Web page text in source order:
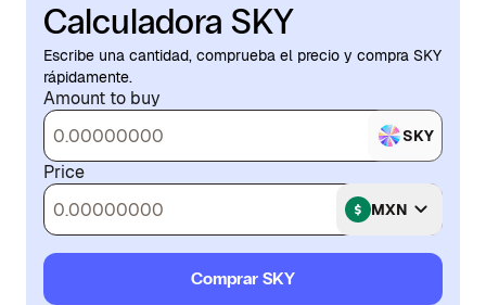
Calculadora SKY
Escribe una cantidad, comprueba el precio y compra SKY
rápidamente.
Amount to buy
SKY
Price
MXN
Comprar SKY